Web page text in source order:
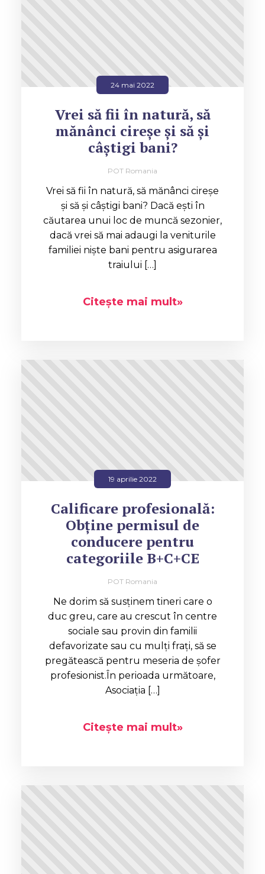
24 mai 2022
Vrei să fii în natură, să
mănânci cireșe și să și
câștigi bani?
POT Romania
Vrei să fii în natură, să mănânci cireșe
și să și câștigi bani? Dacă ești în
căutarea unui loc de muncă sezonier,
dacă vrei să mai adaugi la veniturile
familiei niște bani pentru asigurarea
traiului […]
Citește mai mult»
19 aprilie 2022
Calificare profesională:
Obține permisul de
conducere pentru
categoriile B+C+CE
POT Romania
Ne dorim să susținem tineri care o
duc greu, care au crescut în centre
sociale sau provin din familii
defavorizate sau cu mulți frați, să se
pregătească pentru meseria de șofer
profesionist.În perioada următoare,
Asociația […]
Citește mai mult»